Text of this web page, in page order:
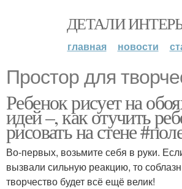
ДЕТАЛИ
главная новости
Простор для
Ребенок рисует на
идей –, как отучить
рисовать на стене
Во-первых, возьмите себя в руки.
вызвали сильную реакцию, то
творчество будет всё ещё велик!